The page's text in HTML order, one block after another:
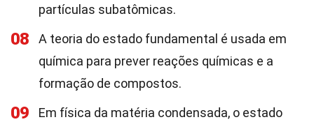
partículas subatômicas.
08
A teoria do estado fundamental é usada em
química para prever reações químicas e a
formação de compostos.
09
Em física da matéria condensada, o estado